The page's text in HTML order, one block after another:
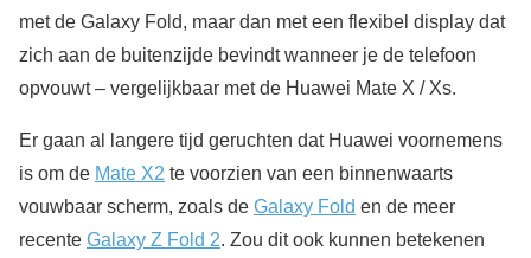
met de Galaxy Fold, maar dan met een flexibel display dat
zich aan de buitenzijde bevindt wanneer je de telefoon
opvouwt – vergelijkbaar met de Huawei Mate X / Xs.
Er gaan al langere tijd geruchten dat Huawei voornemens
is om de Mate X2 te voorzien van een binnenwaarts
vouwbaar scherm, zoals de Galaxy Fold en de meer
recente Galaxy Z Fold 2. Zou dit ook kunnen betekenen